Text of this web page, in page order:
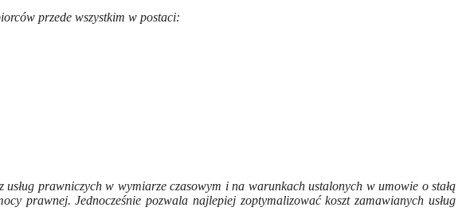
przede wszystkim w postaci:
prawniczych w wymiarze czasowym i na warunkach ustalonych w umowie o stałą
prawnej. Jednocześnie pozwala najlepiej zoptymalizować koszt zamawianych usług